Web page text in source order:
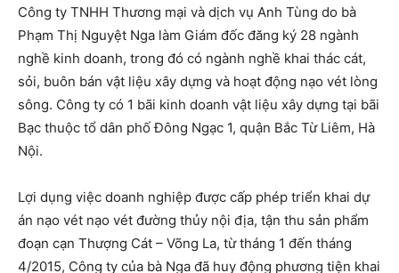
Công ty TNHH Thương mại và dịch vụ Anh Tùng do bà
Phạm Thị Nguyệt Nga làm Giám đốc đăng ký 28 ngành
nghề kinh doanh, trong đó có ngành nghề khai thác cát,
sỏi, buôn bán vật liệu xây dựng và hoạt động nạo vét lòng
sông. Công ty có 1 bãi kinh doanh vật liệu xây dựng tại bãi
Bạc thuộc tổ dân phố Đông Ngạc 1, quận Bắc Từ Liêm, Hà
Nội.
Lợi dụng việc doanh nghiệp được cấp phép triển khai dự
án nạo vét nạo vét đường thủy nội địa, tận thu sản phẩm
đoạn cạn Thượng Cát – Võng La, từ tháng 1 đến tháng
4/2015, Công ty của bà Nga đã huy động phương tiện khai